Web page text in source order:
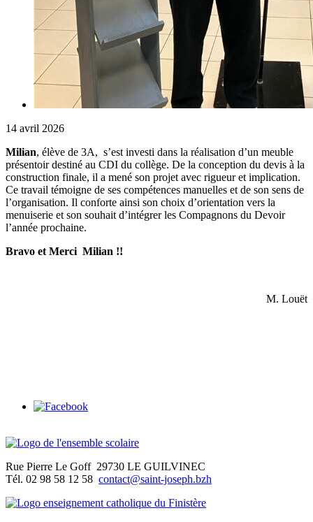
14 avril 2026
Milian, élève de 3A, s’est investi dans la réalisation d’un meuble
présentoir destiné au CDI du collège. De la conception du devis à la
construction finale, il a mené son projet avec rigueur et implication.
Ce travail témoigne de ses compétences manuelles et de son sens de
l’organisation. Il conforte ainsi son choix d’orientation vers la
menuiserie et son souhait d’intégrer les Compagnons du Devoir
l’année prochaine.
Bravo et Merci Milian !!
M. Louët
Rue Pierre Le Goff 29730 LE GUILVINEC
Tél. 02 98 58 12 58 contact@saint-joseph.bzh